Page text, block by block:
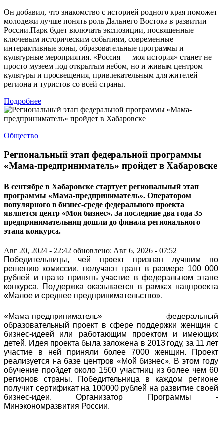
Он добавил, что знакомство с историей родного края поможет
молодежи лучше понять роль Дальнего Востока в развитии
России.Парк будет включать экспозиции, посвященные
ключевым историческим событиям, современные
интерактивные зоны, образовательные программы и
культурные мероприятия. «Россия — моя история» станет не
просто музеем под открытым небом, но и живым центром
культуры и просвещения, привлекательным для жителей
региона и туристов со всей страны.
Подробнее
Общество
Региональный этап федеральной программы
«Мама-предприниматель» пройдет в Хабаровске
В сентябре в Хабаровске стартует региональный этап
программы «Мама-предприниматель». Оператором
популярного в бизнес-среде федерального проекта
является центр «Мой бизнес». За последние два года 35
предпринимательниц дошли до финала регионального
этапа конкурса.
Авг 20, 2024 - 22:42 обновлено: Авг 6, 2026 - 07:52
Победительницы, чей проект признан лучшим по
решению комиссии, получают грант в размере 100 000
рублей и право принять участие в федеральном этапе
конкурса. Поддержка оказывается в рамках нацпроекта
«Малое и среднее предпринимательство».
«Мама-предприниматель» - федеральный
образовательный проект в сфере поддержки женщин с
бизнес-идеей или работающим проектом и имеющих
детей. Идея проекта была заложена в 2013 году, за 11 лет
участие в ней приняли более 7000 женщин. Проект
реализуется на базе центров «Мой бизнес». В этом году
обучение пройдет около 1500 участниц из более чем 60
регионов страны. Победительница в каждом регионе
получит сертификат на 100000 рублей на развитие своей
бизнес-идеи. Организатор Программы -
Минэкономразвития России.